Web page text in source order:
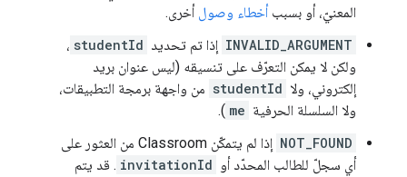
المعنيّ، أو بسببأخطاء وصول أخرى.
INVALID_ARGUMENT إذا تم تحديد studentId ،
ولكن لا يمكن التعرّف على تنسيقه (ليس عنوان بريد
إلكتروني، ولا studentId من واجهة برمجة التطبيقات،
ولا السلسلة الحرفية me
).
NOT_FOUND
إذا لم يتمكّن Classroom من العثور على
أي سجلّ للطالب المحدّد أو invitationId . قد يتم